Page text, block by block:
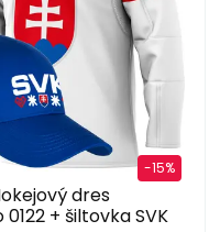
-15%
dres
+ šiltovka SVK